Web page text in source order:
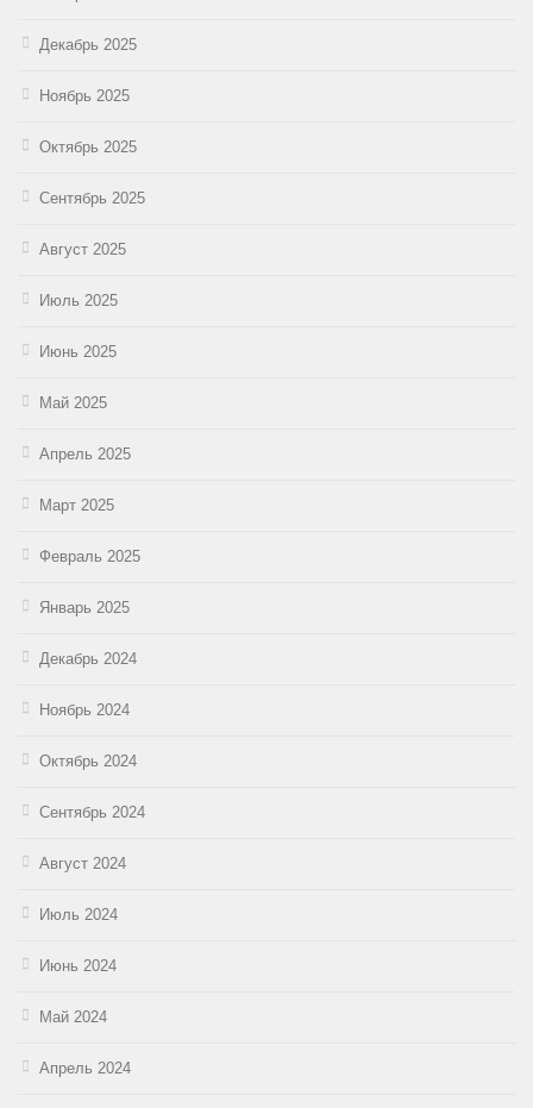
Декабрь 2025
Ноябрь 2025
Октябрь 2025
Сентябрь 2025
Август 2025
Июль 2025
Июнь 2025
Май 2025
Апрель 2025
Март 2025
Февраль 2025
Январь 2025
Декабрь 2024
Ноябрь 2024
Октябрь 2024
Сентябрь 2024
Август 2024
Июль 2024
Июнь 2024
Май 2024
Апрель 2024